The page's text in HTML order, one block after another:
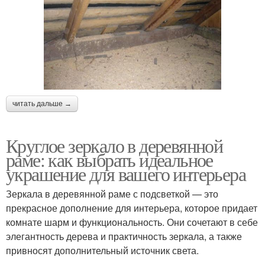
читать дальше →
Круглое зеркало в деревянной
раме: как выбрать идеальное
украшение для вашего интерьера
Зеркала в деревянной раме с подсветкой — это
прекрасное дополнение для интерьера, которое придает
комнате шарм и функциональность. Они сочетают в себе
элегантность дерева и практичность зеркала, а также
привносят дополнительный источник света.